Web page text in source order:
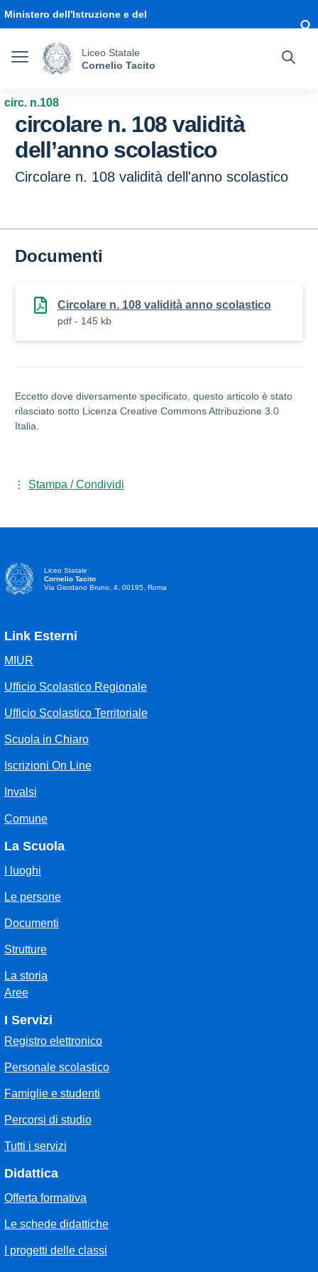
Ministero dell'Istruzione e del
Liceo Statale
Cornelio Tacito
circ. n.108
circolare n. 108 validità
dell’anno scolastico
Circolare n. 108 validità dell'anno scolastico
Documenti
Circolare n. 108 validità anno scolastico
pdf - 145 kb
Eccetto dove diversamente specificato, questo articolo è stato
rilasciato sotto Licenza Creative Commons Attribuzione 3.0
Italia.
Stampa / Condividi
Liceo Statale
Cornelio Tacito
Via Giordano Bruno, 4, 00195, Roma
Link Esterni
MIUR
Ufficio Scolastico Regionale
Ufficio Scolastico Territoriale
Scuola in Chiaro
Iscrizioni On Line
Invalsi
Comune
La Scuola
I luoghi
Le persone
Documenti
Strutture
La storia
Aree
I Servizi
Registro elettronico
Personale scolastico
Famiglie e studenti
Percorsi di studio
Tutti i servizi
Didattica
Offerta formativa
Le schede didattiche
I progetti delle classi